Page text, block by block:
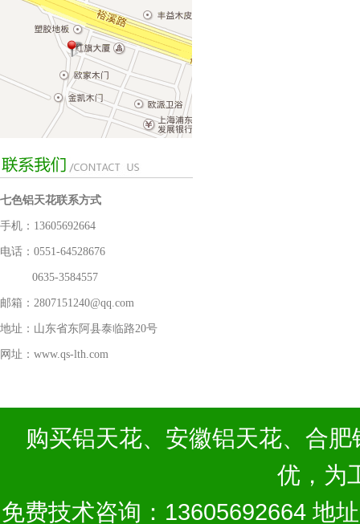
七色铝天花联系方式
手机：13605692664
电话：0551-64528676
0635-3584557
邮箱：2807151240@qq.com
地址：山东省东阿县泰临路20号
网址：www.qs-lth.com
购买铝天花、 安徽铝天花、 合肥
优，为
免费技术咨询：13605692664 地